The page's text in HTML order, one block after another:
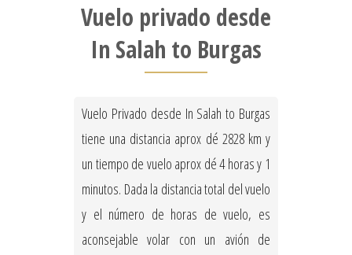
Vuelo privado desde
In Salah to Burgas
Vuelo Privado desde In Salah to Burgas
tiene una distancia aprox dé 2828 km y
un tiempo de vuelo aprox dé 4 horas y 1
minutos. Dada la distancia total del vuelo
y el número de horas de vuelo, es
aconsejable volar con un avión de